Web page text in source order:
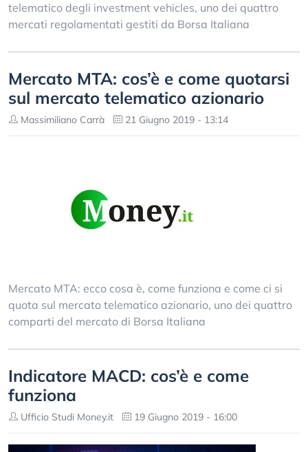
telematico degli investment vehicles, uno dei quattro
mercati regolamentati gestiti da Borsa Italiana
Mercato MTA: cos’è e come quotarsi
sul mercato telematico azionario
Massimiliano Carrà 21 Giugno 2019 - 13:14
Mercato MTA: ecco cosa è, come funziona e come ci si
quota sul mercato telematico azionario, uno dei quattro
comparti del mercato di Borsa Italiana
Indicatore MACD: cos’è e come
funziona
Ufficio Studi Money.it 19 Giugno 2019 - 16:00